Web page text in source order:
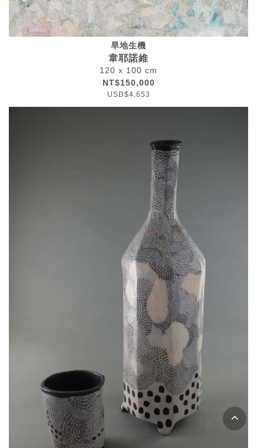
旱地生機
韋耶諾維
120 x 100 cm
NT$150,000
USD$4,653